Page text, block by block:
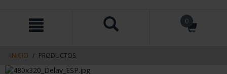
contenido
navegacin
0
INICIO PRODUCTOS